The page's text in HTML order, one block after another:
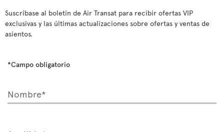
Suscríbase al boletín de Air Transat para recibir ofertas VIP
exclusivas y las últimas actualizaciones sobre ofertas y ventas de
asientos.
*Campo obligatorio
Nombre*